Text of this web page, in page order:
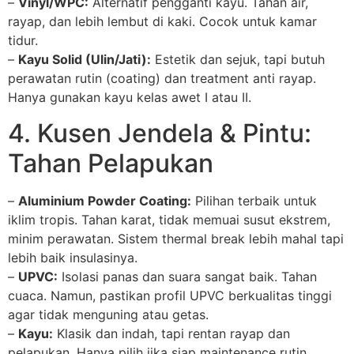
rayap, dan lebih lembut di kaki. Cocok untuk kamar
tidur.
– Kayu Solid (Ulin/Jati): Estetik dan sejuk, tapi butuh
perawatan rutin (coating) dan treatment anti rayap.
Hanya gunakan kayu kelas awet I atau II.
4. Kusen Jendela & Pintu:
Tahan Pelapukan
– Aluminium Powder Coating: Pilihan terbaik untuk
iklim tropis. Tahan karat, tidak memuai susut ekstrem,
minim perawatan. Sistem thermal break lebih mahal tapi
lebih baik insulasinya.
– UPVC: Isolasi panas dan suara sangat baik. Tahan
cuaca. Namun, pastikan profil UPVC berkualitas tinggi
agar tidak menguning atau getas.
– Kayu: Klasik dan indah, tapi rentan rayap dan